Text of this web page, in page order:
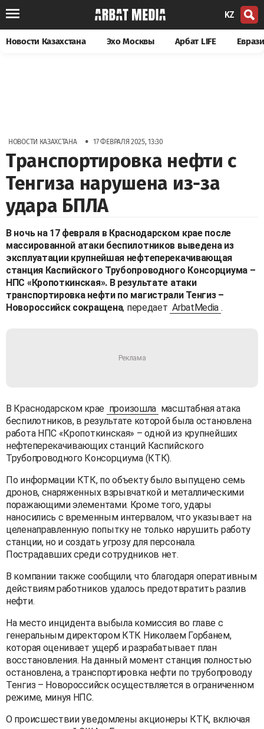
KZ
Новости Казахстана Эхо Москвы Арбат LIFE
НОВОСТИ КАЗАХСТАНА • 17 ФЕВРАЛЯ 2025, 13:30
Транспортировка нефти с
Тенгиза нарушена из-за
удара БПЛА
В ночь на 17 февраля в Краснодарском крае после
массированной атаки беспилотников выведена из
эксплуатации крупнейшая нефтеперекачивающая
станция Каспийского Трубопроводного Консорциума –
НПС «Кропоткинская». В результате атаки
транспортировка нефти по магистрали Тенгиз –
Новороссийск сокращена, передает ArbatMedia .
В Краснодарском крае произошла масштабная атака
беспилотников, в результате которой была остановлена
работа НПС «Кропоткинская» – одной из крупнейших
нефтеперекачивающих станций Каспийского
Трубопроводного Консорциума (КТК).
По информации КТК, по объекту было выпущено семь
дронов, снаряженных взрывчаткой и металлическими
поражающими элементами. Кроме того, удары
наносились с временным интервалом, что указывает на
целенаправленную попытку не только нарушить работу
станции, но и создать угрозу для персонала.
Пострадавших среди сотрудников нет.
В компании также сообщили, что благодаря оперативным
действиям работников удалось предотвратить разлив
нефти.
На место инцидента выбыла комиссия во главе с
генеральным директором КТК Николаем Горбанем,
которая оценивает ущерб и разрабатывает план
восстановления. На данный момент станция полностью
остановлена, а транспортировка нефти по трубопроводу
Тенгиз – Новороссийск осуществляется в ограниченном
режиме, минуя НПС.
О происшествии уведомлены акционеры КТК, включая